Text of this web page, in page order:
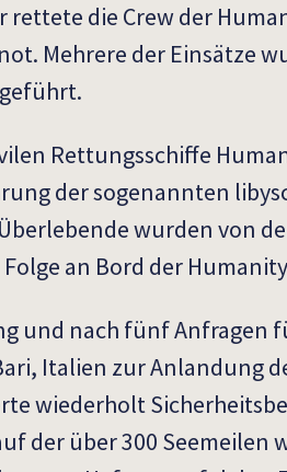
rettete die Crew der
Mehrere der Einsätze
Rettungsschiffe
der sogenannten
wurden von
an Bord der
und nach fünf Anfragen
Italien zur Anlandung
wiederholt
der über 300 Seemeilen